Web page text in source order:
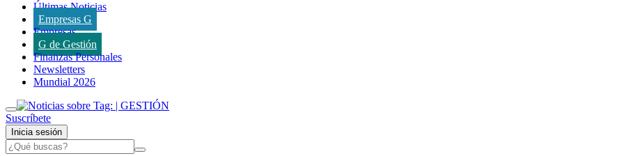
Últimas Noticias
Empresas G
Empresas
G de Gestión
Finanzas Personales
Newsletters
Mundial 2026
Suscríbete
Inicia sesión